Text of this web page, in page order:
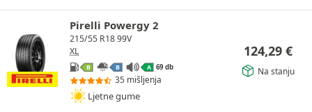
Pirelli Powergy 2
215/55 R18 99V
XL
B B A 69 db
35 mišljenja
Ljetne gume
124,29 €
Na stanju